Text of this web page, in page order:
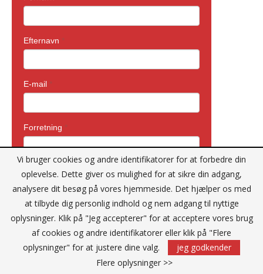
Vi bruger cookies og andre identifikatorer for at forbedre din
oplevelse. Dette giver os mulighed for at sikre din adgang,
analysere dit besøg på vores hjemmeside. Det hjælper os med
at tilbyde dig personlig indhold og nem adgang til nyttige
oplysninger. Klik på "Jeg accepterer" for at acceptere vores brug
af cookies og andre identifikatorer eller klik på "Flere
oplysninger" for at justere dine valg.
jeg godkender
Flere oplysninger >>